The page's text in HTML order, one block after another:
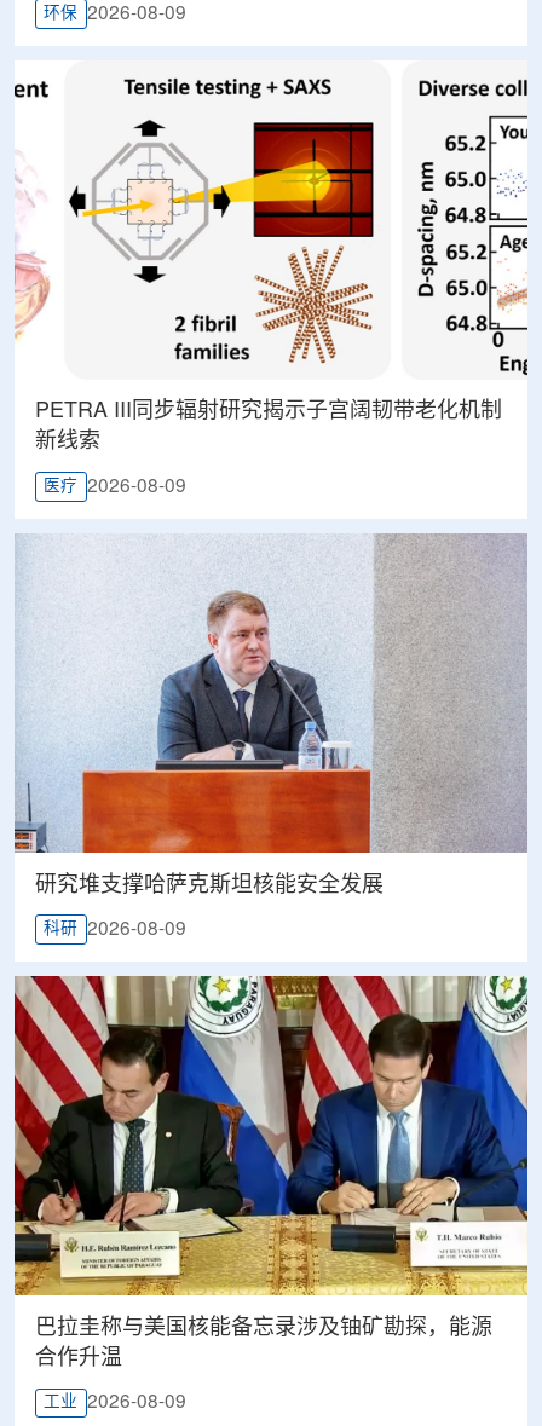
环保 2026-08-09
PETRA III同步辐射研究揭示子宫阔韧带老化机制
新线索
医疗 2026-08-09
研究堆支撑哈萨克斯坦核能安全发展
科研 2026-08-09
巴拉圭称与美国核能备忘录涉及铀矿勘探，能源
合作升温
工业 2026-08-09